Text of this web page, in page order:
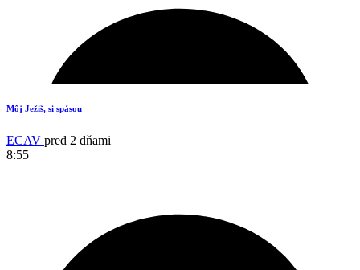
Môj Ježiš, si spásou
ECAV pred 2 dňami
8:55